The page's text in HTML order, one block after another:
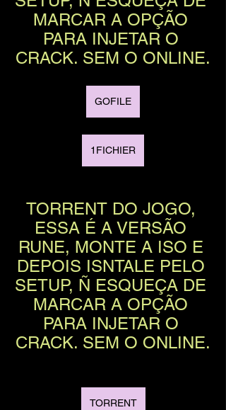
MARCAR A OPÇÃO
PARA INJETAR O
CRACK. SEM O ONLINE.
GOFILE
1FICHIER
TORRENT DO JOGO,
ESSA É A VERSÃO
RUNE, MONTE A ISO E
DEPOIS ISNTALE PELO
SETUP, Ñ ESQUEÇA DE
MARCAR A OPÇÃO
PARA INJETAR O
CRACK. SEM O ONLINE.
TORRENT